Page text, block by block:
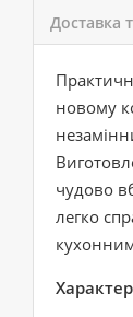
Доставка
новому
чудово
легко